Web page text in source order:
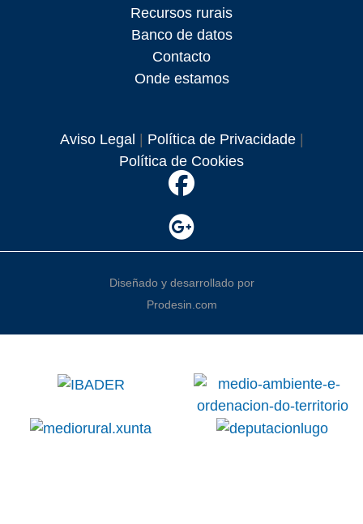
Recursos rurais
Banco de datos
Contacto
Onde estamos
Aviso Legal | Política de Privacidade|
Política de Cookies
Diseñado y desarrollado por
Prodesin.com